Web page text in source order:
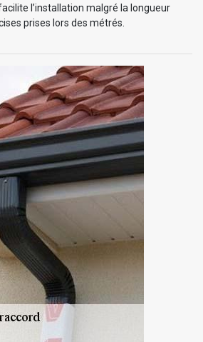
l’installation malgré la longueur
prises lors des métrés.